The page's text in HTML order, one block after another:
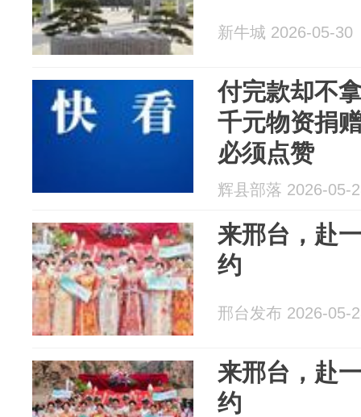
新牛城 2026-05-30
付完款却不
千元物资捐
必须点赞
辉县部落 2026-05-
来邢台，赴
约
邢台发布 2026-05-
来邢台，赴
约